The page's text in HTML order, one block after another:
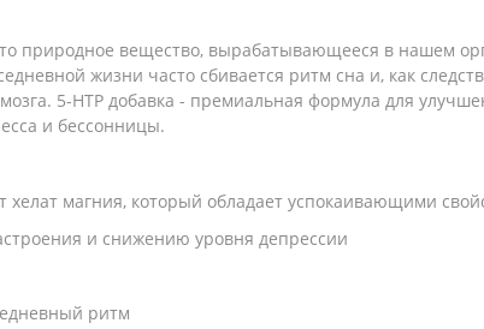
природное вещество, вырабатывающееся в нашем
жизни часто сбивается ритм сна и, как
5-HTP добавка - премиальная формула для
и бессонницы.
хелат магния, который обладает успокаивающими
и снижению уровня депрессии
ритм